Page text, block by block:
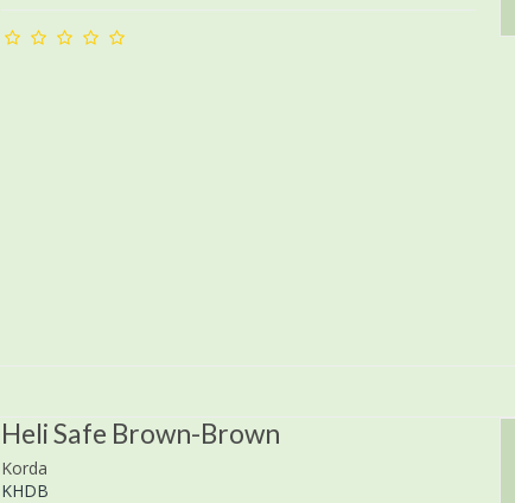
Heli Safe Brown-Brown
Korda
KHDB